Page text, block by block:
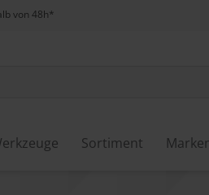
von 48h*
Sortiment